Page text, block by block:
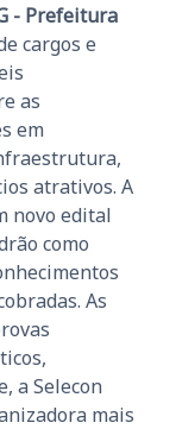
- Prefeitura
cargos e
as
em
atrativos. A
novo edital
como
As
a Selecon
mais